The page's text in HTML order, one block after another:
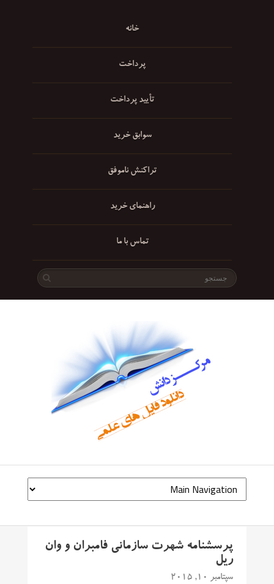
خانه
پرداخت
تأیید پرداخت
سوابق خرید
تراکنش ناموفق
راهنمای خرید
تماس با ما
پرسشنامه شهرت سازمانی فامبران و وان
ریل
سپتامبر 10, 2015